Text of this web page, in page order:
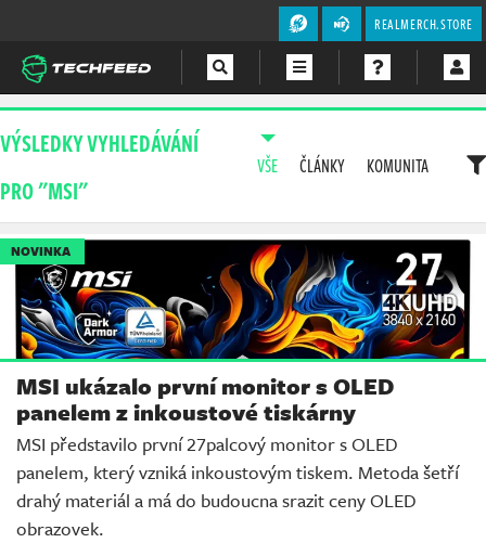
REALMERCH.STORE
Magazín
Videa
Soutěže
VÝSLEDKY VYHLEDÁVÁNÍ
PRO "MSI"
VŠE ČLÁNKY KOMUNITA
NOVINKA
MSI ukázalo první monitor s OLED
panelem z inkoustové tiskárny
MSI představilo první 27palcový monitor s OLED
panelem, který vzniká inkoustovým tiskem. Metoda šetří
drahý materiál a má do budoucna srazit ceny OLED
obrazovek.